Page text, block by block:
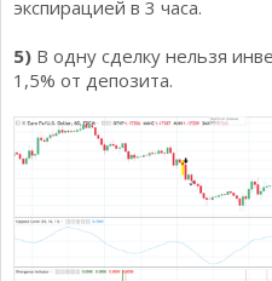
экспирацией в 3 часа.
5) В одну сделку нельзя
1,5% от депозита.